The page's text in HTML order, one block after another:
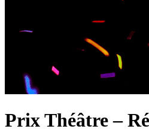
Prix Théâtre –